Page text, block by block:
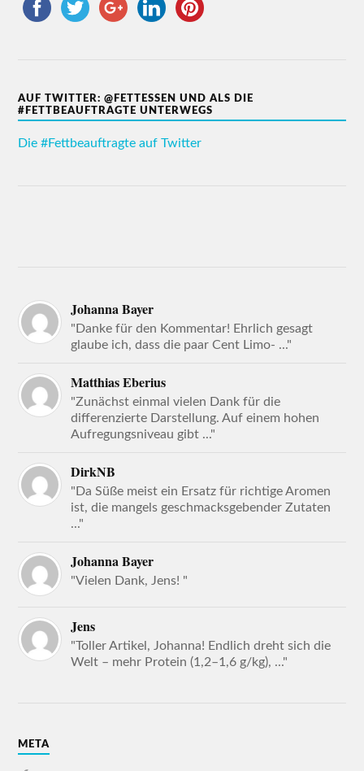
AUF TWITTER: @FETTESSEN UND ALS DIE
#FETTBEAUFTRAGTE UNTERWEGS
Die #Fettbeauftragte auf Twitter
Johanna Bayer
"Danke für den Kommentar! Ehrlich gesagt
glaube ich, dass die paar Cent Limo- ..."
Matthias Eberius
"Zunächst einmal vielen Dank für die
differenzierte Darstellung. Auf einem hohen
Aufregungsniveau gibt ..."
DirkNB
"Da Süße meist ein Ersatz für richtige Aromen
ist, die mangels geschmacksgebender Zutaten
..."
Johanna Bayer
"Vielen Dank, Jens! "
Jens
"Toller Artikel, Johanna! Endlich dreht sich die
Welt – mehr Protein (1,2–1,6 g/kg), ..."
META